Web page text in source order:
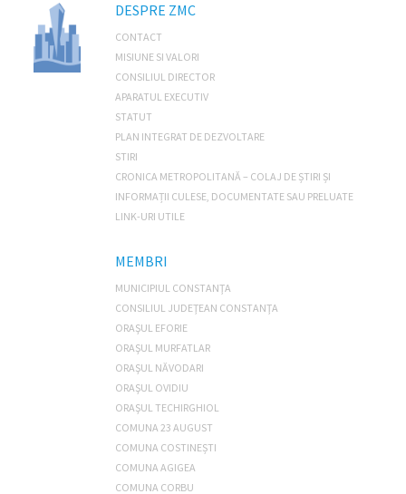
DESPRE ZMC
CONTACT
MISIUNE SI VALORI
CONSILIUL DIRECTOR
APARATUL EXECUTIV
STATUT
PLAN INTEGRAT DE DEZVOLTARE
STIRI
CRONICA METROPOLITANĂ – COLAJ DE ȘTIRI ȘI
INFORMAȚII CULESE, DOCUMENTATE SAU PRELUATE
LINK-URI UTILE
MEMBRI
MUNICIPIUL CONSTANŢA
CONSILIUL JUDEŢEAN CONSTANŢA
ORAŞUL EFORIE
ORAŞUL MURFATLAR
ORAŞUL NĂVODARI
ORAŞUL OVIDIU
ORAŞUL TECHIRGHIOL
COMUNA 23 AUGUST
COMUNA COSTINEȘTI
COMUNA AGIGEA
COMUNA CORBU